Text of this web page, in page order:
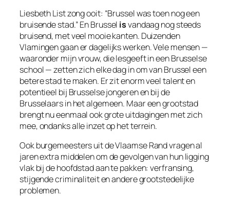
Liesbeth List zong ooit: “Brussel was toen nog een
bruisende stad.”En Brussel isvandaag nog steeds
bruisend, met veel mooie kanten. Duizenden
Vlamingen gaan er dagelijks werken. Vele mensen —
waaronder mijn vrouw, die lesgeeft in een Brusselse
school — zetten zich elke dag in om van Brussel een
betere stad te maken. Er zit enorm veel talent en
potentieel bij Brusselse jongeren en bij de
Brusselaars in het algemeen. Maar een grootstad
brengt nu eenmaal ook grote uitdagingen met zich
mee, ondanks alle inzet op het terrein.
Ook burgemeesters uit de Vlaamse Rand vragen al
jaren extra middelen om de gevolgen van hun ligging
vlak bij de hoofdstad aan te pakken: verfransing,
stijgende criminaliteit en andere grootstedelijke
problemen.